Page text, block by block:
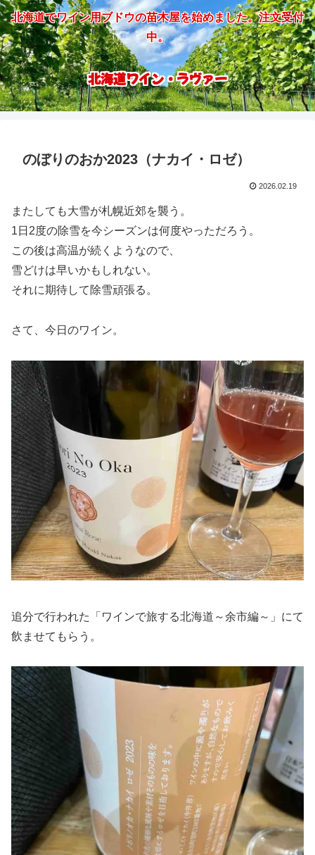
北海道でワイン用ブドウの苗木屋を始めました。注文受付
中。
北海道ワイン・ラヴァー
のぼりのおか2023（ナカイ・ロゼ）
2026.02.19
またしても大雪が札幌近郊を襲う。
1日2度の除雪を今シーズンは何度やっただろう。
この後は高温が続くようなので、
雪どけは早いかもしれない。
それに期待して除雪頑張る。
さて、今日のワイン。
追分で行われた「ワインで旅する北海道～余市編～」にて
飲ませてもらう。